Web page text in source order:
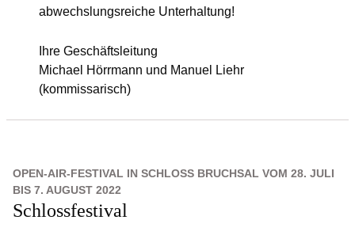
abwechslungsreiche Unterhaltung!
Ihre Geschäftsleitung
Michael Hörrmann und Manuel Liehr
(kommissarisch)
OPEN-AIR-FESTIVAL IN SCHLOSS BRUCHSAL VOM 28. JULI
BIS 7. AUGUST 2022
Schlossfestival